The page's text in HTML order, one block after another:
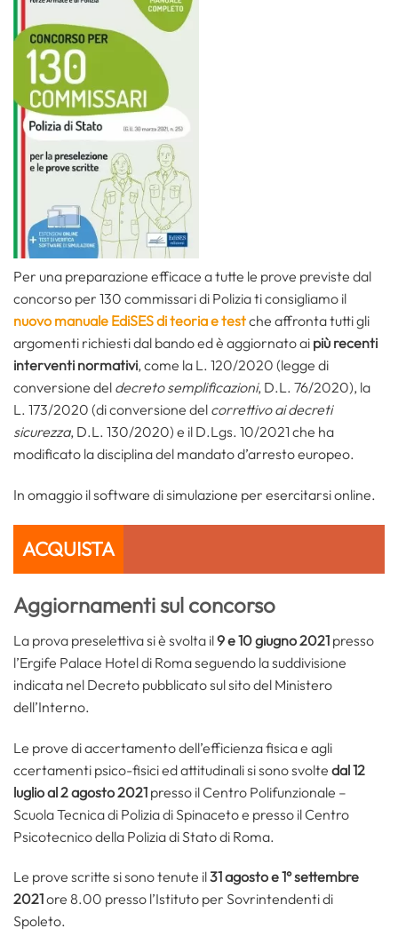
Per una preparazione efficace a tutte le prove previste dal
concorso per 130 commissari di Polizia ti consigliamo il
nuovo manuale EdiSES di teoria e testche affronta tutti gli
argomenti richiesti dal bando ed è aggiornato ai più recenti
interventi normativi, come la L. 120/2020 (legge di
conversione del decreto semplificazioni, D.L. 76/2020), la
L. 173/2020 (di conversione del correttivo ai decreti
sicurezza, D.L. 130/2020) e il D.Lgs. 10/2021 che ha
modificato la disciplina del mandato d’arresto europeo.
In omaggio il software di simulazione per esercitarsi online.
ACQUISTA
Aggiornamenti sul concorso
La prova preselettiva si è svolta il9 e 10 giugno 2021 presso
l’Ergife Palace Hotel di Roma seguendo la suddivisione
indicata nel Decreto pubblicato sul sito del Ministero
dell’Interno.
Le prove di accertamento dell’efficienza fisica e agli
ccertamenti psico-fisici ed attitudinali si sono svolte dal 12
luglio al 2 agosto 2021 presso il Centro Polifunzionale –
Scuola Tecnica di Polizia di Spinaceto e presso il Centro
Psicotecnico della Polizia di Stato di Roma.
Le prove scritte si sono tenute il31 agosto e 1° settembre
2021ore 8.00 presso l’Istituto per Sovrintendenti di
Spoleto.